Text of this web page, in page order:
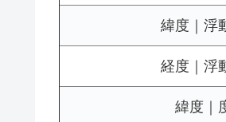
緯度｜浮
経度｜浮
緯度｜